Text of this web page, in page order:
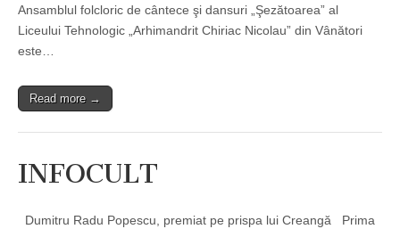
Ansamblul folcloric de cântece şi dansuri „Şezătoarea” al
Liceului Tehnologic „Arhimandrit Chiriac Nicolau” din Vânători
este…
Read more →
INFOCULT
Dumitru Radu Popescu, premiat pe prispa lui Creangă Prima